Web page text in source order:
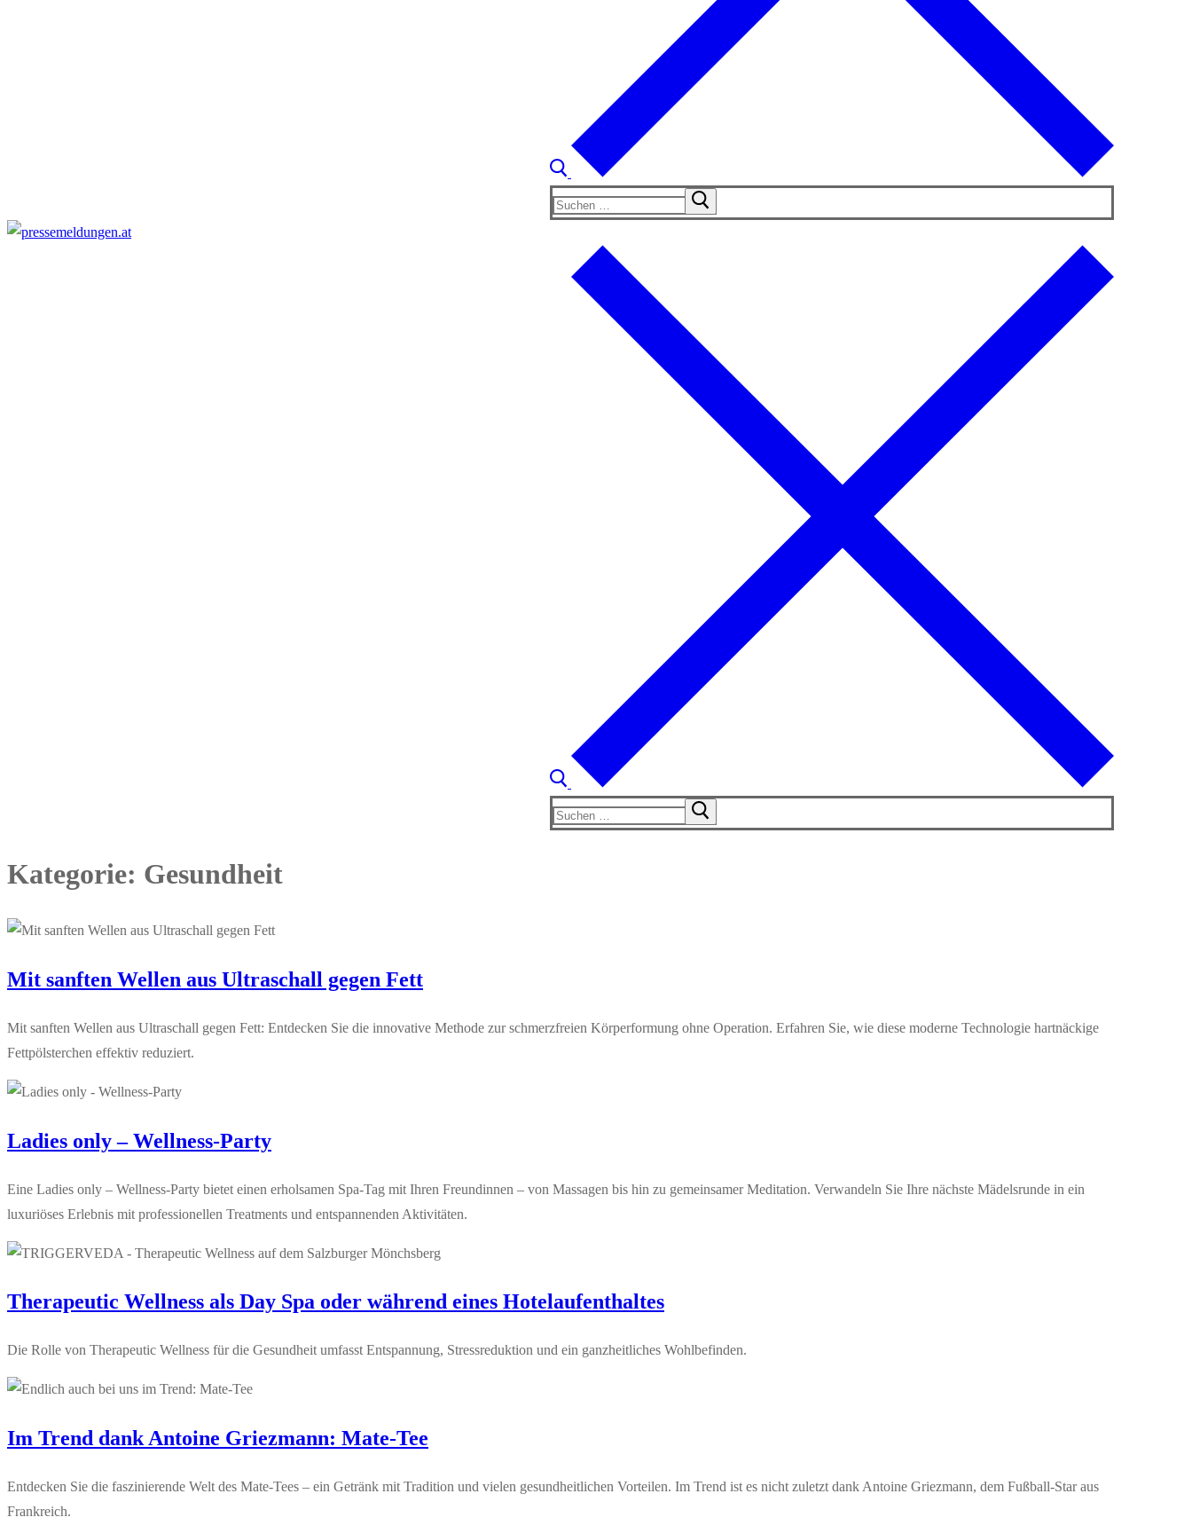
Suchen
nach:
Suchen
nach:
Kategorie: Gesundheit
Mit sanften Wellen aus Ultraschall gegen Fett
Mit sanften Wellen aus Ultraschall gegen Fett: Entdecken Sie die innovative Methode zur schmerzfreien Körperformung ohne Operation. Erfahren Sie, wie diese moderne Technologie hartnäckige
Fettpölsterchen effektiv reduziert.
Ladies only – Wellness-Party
Eine Ladies only – Wellness-Party bietet einen erholsamen Spa-Tag mit Ihren Freundinnen – von Massagen bis hin zu gemeinsamer Meditation. Verwandeln Sie Ihre nächste Mädelsrunde in ein
luxuriöses Erlebnis mit professionellen Treatments und entspannenden Aktivitäten.
Therapeutic Wellness als Day Spa oder während eines Hotelaufenthaltes
Die Rolle von Therapeutic Wellness für die Gesundheit umfasst Entspannung, Stressreduktion und ein ganzheitliches Wohlbefinden.
Im Trend dank Antoine Griezmann: Mate-Tee
Entdecken Sie die faszinierende Welt des Mate-Tees – ein Getränk mit Tradition und vielen gesundheitlichen Vorteilen. Im Trend ist es nicht zuletzt dank Antoine Griezmann, dem Fußball-Star aus
Frankreich.